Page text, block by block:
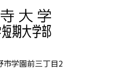
学園前三丁目2